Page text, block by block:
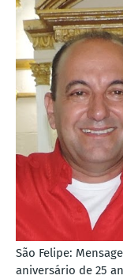
São Felipe:
aniversário de 25